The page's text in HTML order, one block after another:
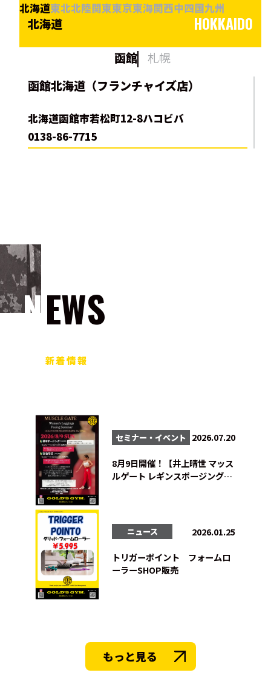
北海道東北北陸関東東京東海関西中四国九州
北海道 HOKKAIDO
函館
札幌
函館北海道（フランチャイズ店）
北海道函館市若松町12-8ハコビバ
0138-86-7715
NEWS
新着情報
セミナー・イベント 2026.07.20
8月9日開催！【井上晴世 マッス
ルゲート レギンスポージングセ
ニュース 2026.01.25
トリガーポイント フォームロ
ーラーSHOP販売
もっと見る